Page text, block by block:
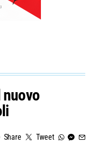
Share Tweet